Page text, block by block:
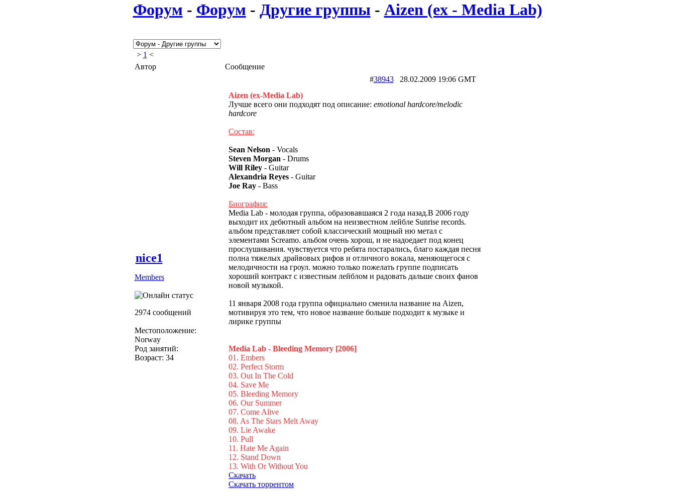
Форум - Форум - Другие группы- Aizen (ex - Media Lab)
> 1 <
Автор
Сообщение
nice1
Members
2974 сообщений
Местоположение:
Norway
Род занятий:
Возраст: 34
#3894328.02.2009 19:06 GMT
Aizen (ex-Media Lab)
Лучше всего они подходят под описание: emotional hardcore/melodic
hardcore
Состав:
Sean Nelson - Vocals
Steven Morgan - Drums
Will Riley- Guitar
Alexandria Reyes- Guitar
Joe Ray- Bass
Биография:
Media Lab - молодая группа, образовавшаяся 2 года назад.В 2006 году
выходит их дебютный альбом на неизвестном лейбле Sunrise records.
альбом представляет собой классический мощный ню метал с
элементами Screamo. альбом очень хорош, и не надоедает под конец
прослушивания. чувствуется что ребята постарались, благо каждая песня
полна тяжелых драйвовых рифов и отличного вокала, меняющегося с
мелодичности на гроул. можно только пожелать группе подписать
хороший контракт с известным лейблом и радовать дальше своих фанов
новой музыкой.
11 января 2008 года группа официально сменила название на Aizen,
мотивируя это тем, что новое название больше подходит к музыке и
лирике группы
Media Lab - Bleeding Memory [2006]
01. Embers
02. Perfect Storm
03. Out In The Cold
04. Save Me
05. Bleeding Memory
06. Our Summer
07. Come Alive
08. As The Stars Melt Away
09. Lie Awake
10. Pull
11. Hate Me Again
12. Stand Down
13. With Or Without You
Скачать
Скачать торрентом